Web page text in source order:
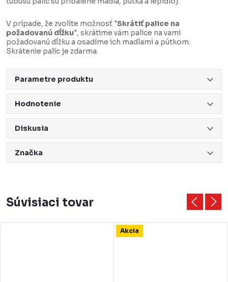
V prípade, že zvolíte možnosť "Skrátiť palice na
požadovanú dĺžku", skrátime vám palice na vami
požadovanú dĺžku a osadíme ich madlami a pútkom.
Skrátenie palíc je zdarma.
Parametre produktu
Hodnotenie
Diskusia
Značka
Súvisiaci tovar
Akcia